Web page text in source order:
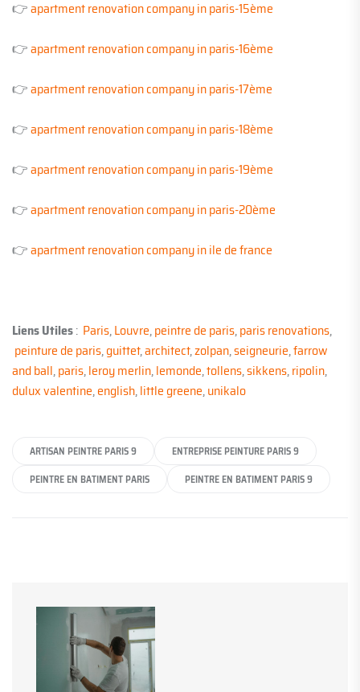
👉apartment renovation company in paris-15ème
👉apartment renovation company in paris-16ème
👉apartment renovation company in paris-17ème
👉apartment renovation company in paris-18ème
👉apartment renovation company in paris-19ème
👉apartment renovation company in paris-20ème
👉apartment renovation company in ile de france
Liens Utiles: Paris,Louvre,peintre de paris,paris renovations,
peinture de paris,guittet,architect,zolpan,seigneurie,farrow
and ball,paris,leroy merlin,lemonde,tollens,sikkens,ripolin,
dulux valentine,english,little greene,unikalo
ARTISAN PEINTRE PARIS 9
ENTREPRISE PEINTURE PARIS 9
PEINTRE EN BATIMENT PARIS
PEINTRE EN BATIMENT PARIS 9